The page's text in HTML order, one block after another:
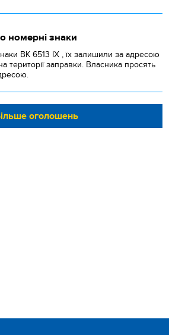
номерні знаки
BK 6513 IX , їх залишили за адресою
території заправки. Власника просять
оголошень